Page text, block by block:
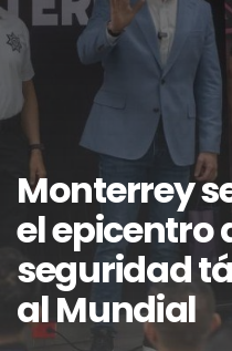
Monterrey
el epicentro
seguridad
al Mundial